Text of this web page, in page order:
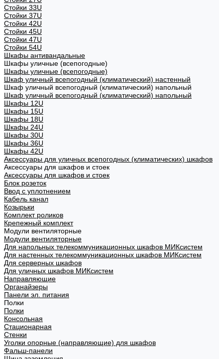
Стойки 33U
Стойки 37U
Стойки 42U
Стойки 45U
Стойки 47U
Стойки 54U
Шкафы антивандальные
Шкафы уличные (всепогодные)
Шкафы уличные (всепогодные)
Шкаф уличный всепогодный (климатический) настенный
Шкаф уличный всепогодный (климатический) напольный
Шкаф уличный всепогодный (климатический) напольный
Шкафы 12U
Шкафы 15U
Шкафы 18U
Шкафы 24U
Шкафы 30U
Шкафы 36U
Шкафы 42U
Аксессуары для уличных всепогодных (климатических) шкафов
Аксессуары для шкафов и стоек
Аксессуары для шкафов и стоек
Блок розеток
Ввод с уплотнением
Кабель канал
Козырьки
Комплект роликов
Крепежный комплект
Модули вентиляторные
Модули вентиляторные
Для напольных телекоммуникационных шкафов МИКсистем
Для настенных телекоммуникационных шкафов МИКсистем
Для серверных шкафов
Для уличных шкафов МИКсистем
Направляющие
Органайзеры
Панели эл. питания
Полки
Полки
Консольная
Стационарная
Стенки
Уголки опорные (направляющие) для шкафов
Фальш-панели